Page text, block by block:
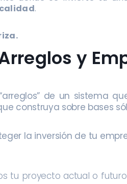
.
y
de un sistema
construya sobre bases
la inversión de tu
tu proyecto actual o